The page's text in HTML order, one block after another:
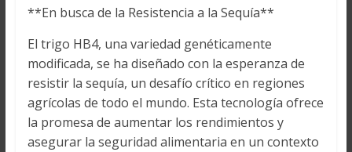
**En busca de la Resistencia a la Sequía**
El trigo HB4, una variedad genéticamente
modificada, se ha diseñado con la esperanza de
resistir la sequía, un desafío crítico en regiones
agrícolas de todo el mundo. Esta tecnología ofrece
la promesa de aumentar los rendimientos y
asegurar la seguridad alimentaria en un contexto